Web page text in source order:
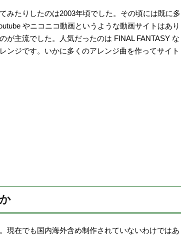
みたりしたのは2003年頃でした。その頃には既に多
やニコニコ動画というような動画サイトはあり
が主流でした。人気だったのは FINAL FANTASY な
ンジです。いかに多くのアレンジ曲を作ってサイト
現在でも国内海外含め制作されていないわけではあ